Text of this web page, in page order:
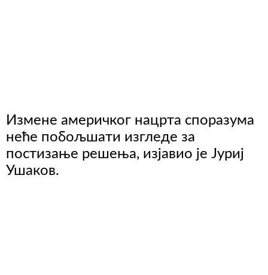
Измене америчког нацрта споразума
неће побољшати изгледе за
постизање решења, изјавио је Јуриј
Ушаков.